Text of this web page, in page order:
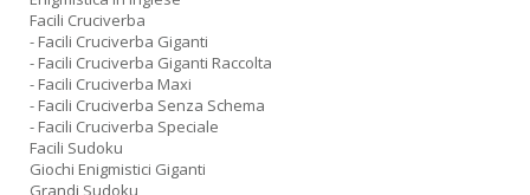
Facili Cruciverba
- Facili Cruciverba Giganti
- Facili Cruciverba Giganti Raccolta
- Facili Cruciverba Maxi
- Facili Cruciverba Senza Schema
- Facili Cruciverba Speciale
Facili Sudoku
Giochi Enigmistici Giganti
Grandi Sudoku